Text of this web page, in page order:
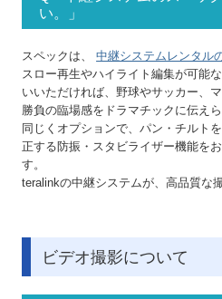
い。
」
スペックは、中継システムレンタル
スロー再生やハイライト編集が可能
いいただければ、野球やサッカー、
勝負の臨場感をドラマチックに伝えら
同じくオプションで、パン・チルト
正する防振・スタビライザー機能を
す。
teralinkの中継システムが、高品質な
ビデオ撮影について